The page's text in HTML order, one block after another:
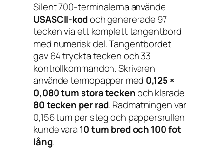
Silent 700-terminalerna använde
USASCII-kodoch genererade 97
tecken via ett komplett tangentbord
med numerisk del. Tangentbordet
gav 64 tryckta tecken och 33
kontrollkommandon. Skrivaren
använde termopapper med 0,125 ×
0,080 tum stora teckenoch klarade
80 tecken per rad. Radmatningen var
0,156 tum per steg och pappersrullen
kunde vara 10 tum bred och 100 fot
lång.